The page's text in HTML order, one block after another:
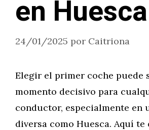
en Huesca
24/01/2025 por Caitriona
Elegir el primer coche puede
momento decisivo para
conductor, especialmente en
diversa como Huesca. Aquí te